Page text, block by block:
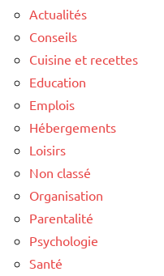
Actualités
Conseils
Cuisine et recettes
Education
Emplois
Hébergements
Loisirs
Non classé
Organisation
Parentalité
Psychologie
Santé